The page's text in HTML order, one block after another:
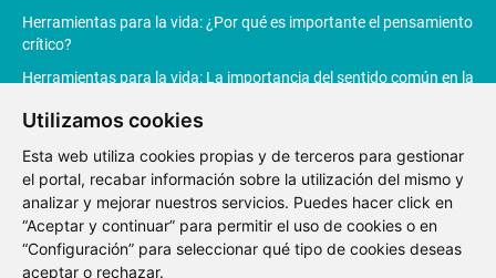
Utilizamos cookies
Esta web utiliza cookies propias y de terceros para gestionar
el portal, recabar información sobre la utilización del mismo y
analizar y mejorar nuestros servicios. Puedes hacer click en
“Aceptar y continuar” para permitir el uso de cookies o en
“Configuración” para seleccionar qué tipo de cookies deseas
aceptar o rechazar.
Herramientas para la vida: ¿Por qué es importante el pensamiento
crítico?
Herramientas para la vida: La importancia del sentido común en la
Herramientas para la vida: La Inteligencia Artificial revoluciona la
productividad
Política de Política de Canal de